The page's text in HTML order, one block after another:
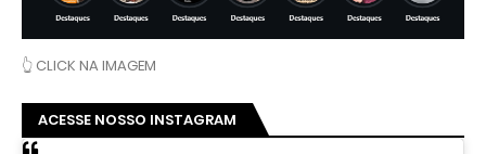
👆 CLICK NA IMAGEM
ACESSE NOSSO INSTAGRAM